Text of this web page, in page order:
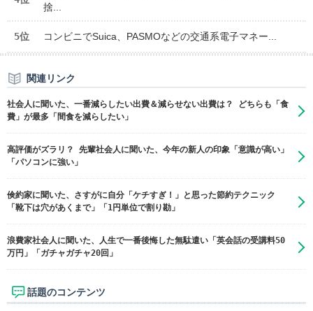
捨...
5位 コンビニでSuica、PASMOなどの交通系電子マネー...
関連リンク
社会人に聞いた、一番減らしたい出費＆減らせない出費は？ どちらも「食
費」が最多「間食を減らしたい」
高評価がズラリ？ 先輩社会人に聞いた、今年の新人の印象「意識が高い」
「パソコンに強い」
倹約家に聞いた、さすがに自分「ケチすぎ！」と思った節約テクニック
「靴下は穴があくまで」「1円単位で割り勘」
浪費家社会人に聞いた、人生で一番後悔した無駄遣い「英会話の受講料50
万円」「ガチャガチャ20回」
話題のコンテンツ